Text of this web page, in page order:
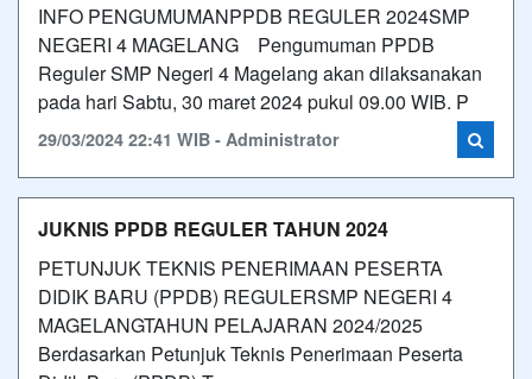
INFO PENGUMUMANPPDB REGULER 2024SMP
NEGERI 4 MAGELANG Pengumuman PPDB
Reguler SMP Negeri 4 Magelang akan dilaksanakan
pada hari Sabtu, 30 maret 2024 pukul 09.00 WIB. P
29/03/2024 22:41 WIB - Administrator
JUKNIS PPDB REGULER TAHUN 2024
PETUNJUK TEKNIS PENERIMAAN PESERTA
DIDIK BARU (PPDB) REGULERSMP NEGERI 4
MAGELANGTAHUN PELAJARAN 2024/2025
Berdasarkan Petunjuk Teknis Penerimaan Peserta